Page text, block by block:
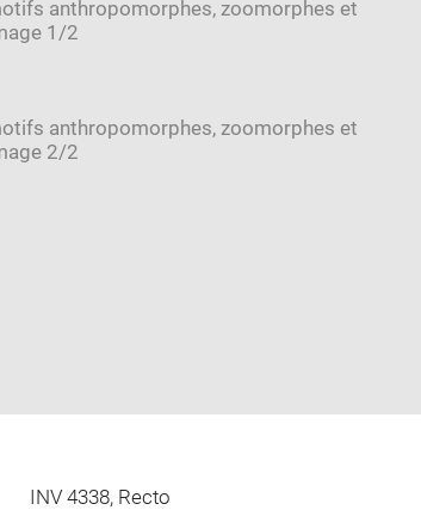
INV 4338, Recto